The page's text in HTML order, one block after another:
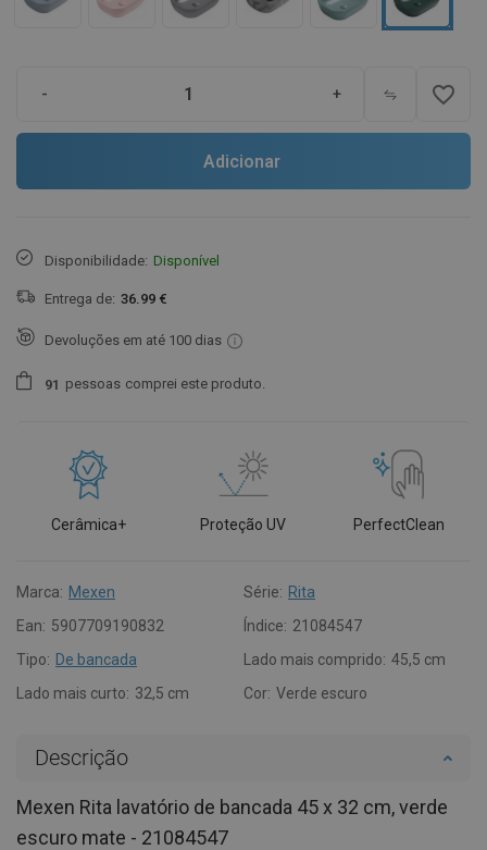
- + favorite_border
Adicionar
Disponibilidade: Disponível
Entrega de: 36.99 €
Devoluções em até 100 dias
91 pessoas comprei este produto.
Cerâmica+ Proteção UV PerfectClean
Marca: Mexen Série: Rita
Ean: 5907709190832 Índice: 21084547
Tipo: De bancada Lado mais comprido: 45,5 cm
Lado mais curto: 32,5 cm Cor: Verde escuro
Descrição
Mexen Rita lavatório de bancada 45 x 32 cm, verde
escuro mate - 21084547